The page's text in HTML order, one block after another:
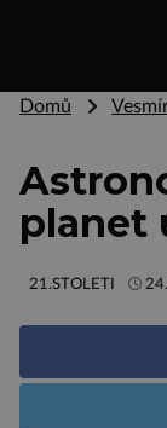
Domů
planet
21.STOLETI